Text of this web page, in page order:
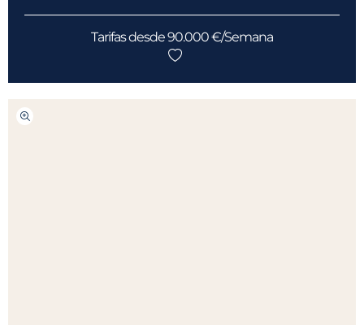
Tarifas desde 90.000 €/Semana